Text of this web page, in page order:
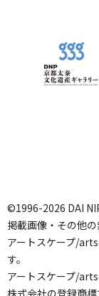
©1996-2026 DAI
掲載画像・その他の
アートスケープ/
す。
アートスケープ/
株式会社の登録商標